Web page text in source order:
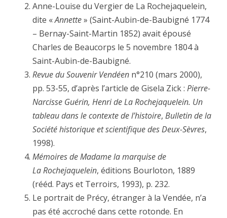
Anne-Louise du Vergier de La Rochejaquelein,
dite «Annette» (Saint-Aubin-de-Baubigné 1774
– Bernay-Saint-Martin 1852) avait épousé
Charles de Beaucorps le 5 novembre 1804 à
Saint-Aubin-de-Baubigné.
Revue du Souvenir Vendéen n°210 (mars 2000),
pp. 53-55, d’après l’article de Gisela Zick : Pierre-
Narcisse Guérin, Henri de La Rochejaquelein. Un
tableau dans le contexte de l’histoire, Bulletin de la
Société historique et scientifique des Deux-Sèvres,
1998).
Mémoires de Madame la marquise de
La Rochejaquelein, éditions Bourloton, 1889
(rééd. Pays et Terroirs, 1993), p. 232.
Le portrait de Précy, étranger à la Vendée, n’a
pas été accroché dans cette rotonde. En